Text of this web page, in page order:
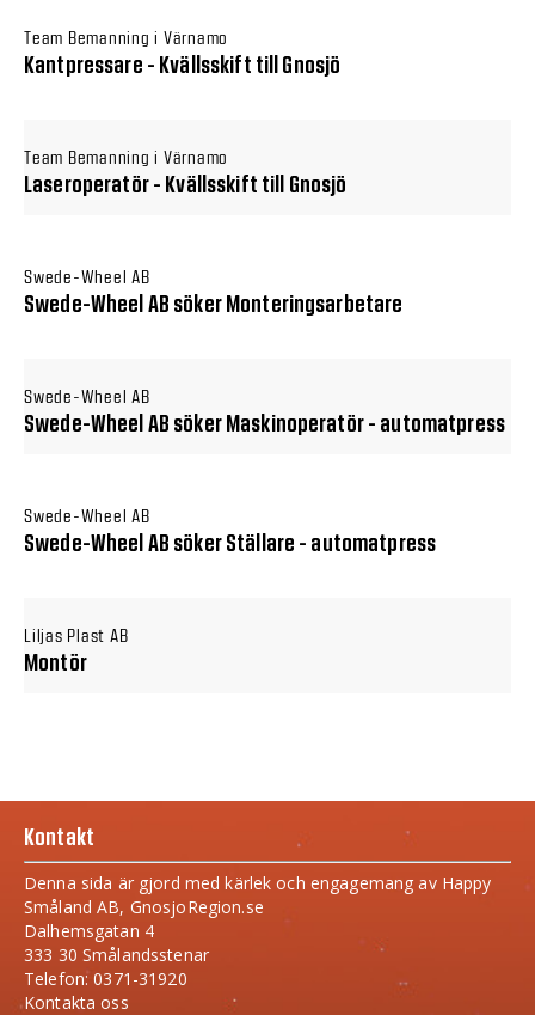
Team Bemanning i Värnamo
Kantpressare - Kvällsskift till Gnosjö
Team Bemanning i Värnamo
Laseroperatör - Kvällsskift till Gnosjö
Swede-Wheel AB
Swede-Wheel AB söker Monteringsarbetare
Swede-Wheel AB
Swede-Wheel AB söker Maskinoperatör - automatpress
Swede-Wheel AB
Swede-Wheel AB söker Ställare - automatpress
Liljas Plast AB
Montör
Kontakt
Denna sida är gjord med kärlek och engagemang av Happy
Småland AB, GnosjoRegion.se
Dalhemsgatan 4
333 30 Smålandsstenar
Telefon: 0371-31920
Kontakta oss